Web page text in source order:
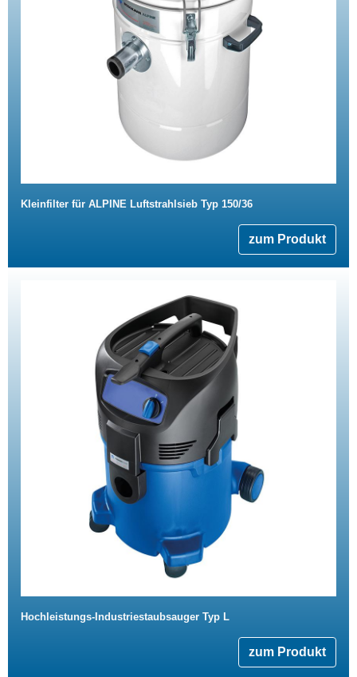
Kleinfilter für ALPINE Luftstrahlsieb Typ 150/36
zum Produkt
Hochleistungs-Industriestaubsauger Typ L
zum Produkt